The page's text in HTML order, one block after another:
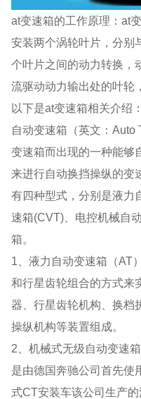
at变速箱的工作原理：at
安装两个涡轮叶片，分别
个叶片之间的动力转换，
流驱动动力输出处的叶轮
以下是at变速箱相关介绍：
自动变速箱（英文：Auto
变速箱而出现的一种能够
来进行自动换挡操纵的变
有四种型式，分别是液力
速箱(CVT)、电控机械自
箱。
1、液力自动变速箱（AT
和行星齿轮组合的方式来
器、行星齿轮机构、换档
操纵机构等装置组成。
2、机械式无级自动变速
是由德国奔驰公司首先使
式CT安装车该公司生产